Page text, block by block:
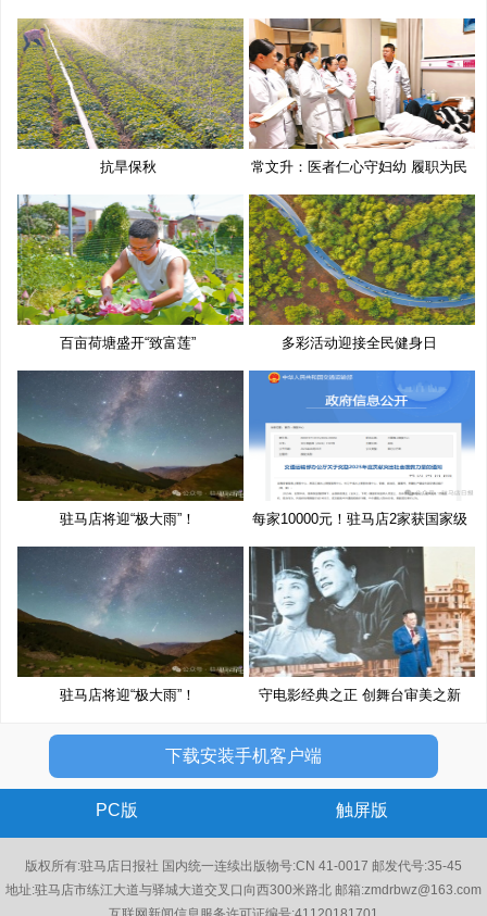
抗旱保秋 常文升：医者仁心守妇幼 履职为民
百亩荷塘盛开“致富莲” 多彩活动迎接全民健身日
驻马店将迎“极大雨”！
每家10000元！驻马店2家获国家级
奖
驻马店将迎“极大雨”！ 守电影经典之正 创舞台审美之新
下载安装手机客户端
PC版 触屏版
版权所有:驻马店日报社 国内统一连续出版物号:CN 41-0017 邮发代号:35-45
地址:驻马店市练江大道与驿城大道交叉口向西300米路北 邮箱:zmdrbwz@163.com